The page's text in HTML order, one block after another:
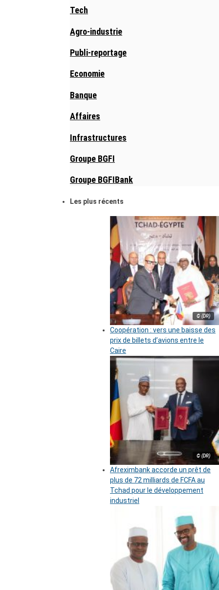
Tech
Agro-industrie
Publi-reportage
Economie
Banque
Affaires
Infrastructures
Groupe BGFI
Groupe BGFIBank
Les plus récents
© (DR)
Coopération : vers une baisse des
prix de billets d’avions entre le
Caire
© (DR)
Afreximbank accorde un prêt de
plus de 72 milliards de FCFA au
Tchad pour le développement
industriel